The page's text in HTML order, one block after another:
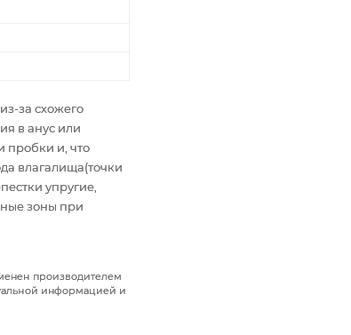
за схожего
в анус или
пробки и, что
влагалища(точки
упругие,
зоны при
производителем
информацией и